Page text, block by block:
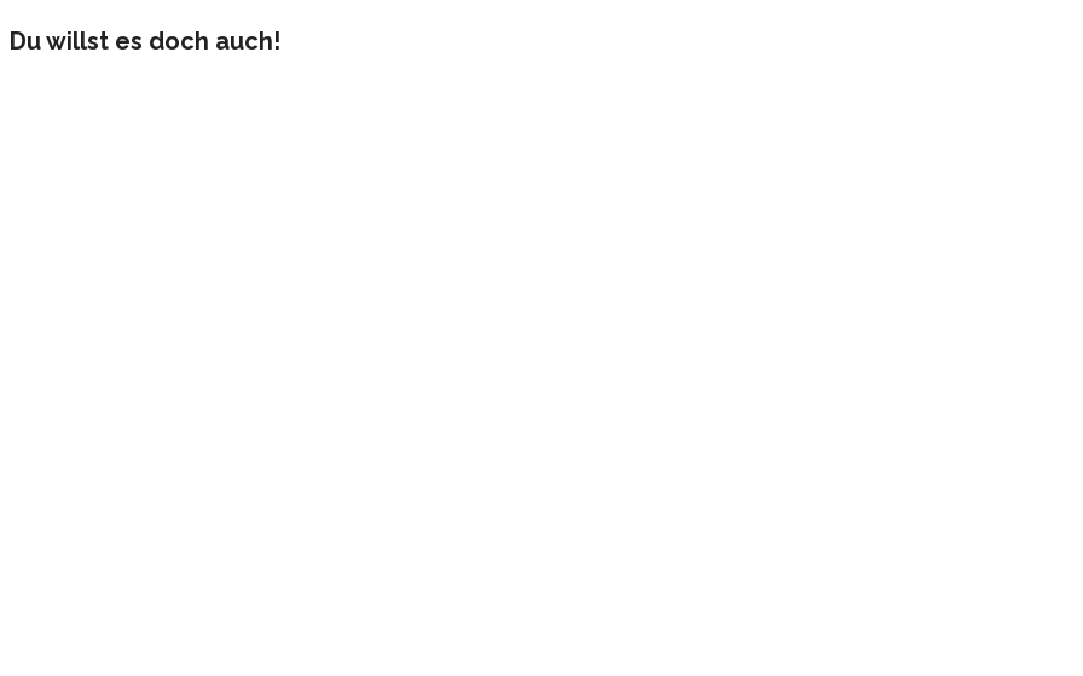
Du willst es doch auch!